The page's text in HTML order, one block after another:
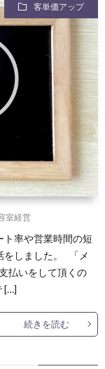
客単価アップ
室経営
率や営業時間の短
をしました。 「メ
払いをして頂くの
[…]
続きを読む